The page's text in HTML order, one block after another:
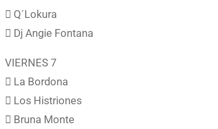
 Q´Lokura
 Dj Angie Fontana
VIERNES 7
 La Bordona
 Los Histriones
 Bruna Monte